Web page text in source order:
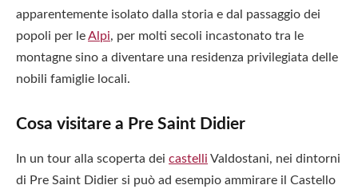
apparentemente isolato dalla storia e dal passaggio dei
popoli per leAlpi, per molti secoli incastonato tra le
montagne sino a diventare una residenza privilegiata delle
nobili famiglie locali.
Cosa visitare a Pre Saint Didier
In un tour alla scoperta dei castelli Valdostani, nei dintorni
di Pre Saint Didier si può ad esempio ammirare il Castello